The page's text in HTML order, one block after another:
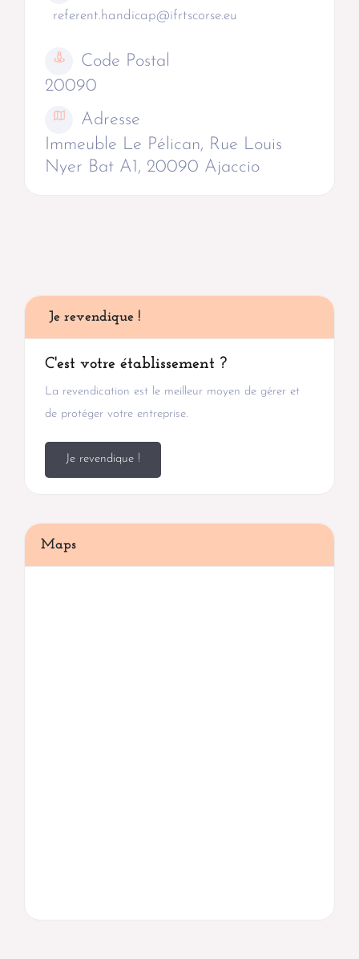
referent.handicap@ifrtscorse.eu
Code Postal
20090
Adresse
Immeuble Le Pélican, Rue Louis
Nyer Bat A1, 20090 Ajaccio
Je revendique !
C'est votre établissement ?
La revendication est le meilleur moyen de gérer et
de protéger votre entreprise.
Je revendique !
Maps